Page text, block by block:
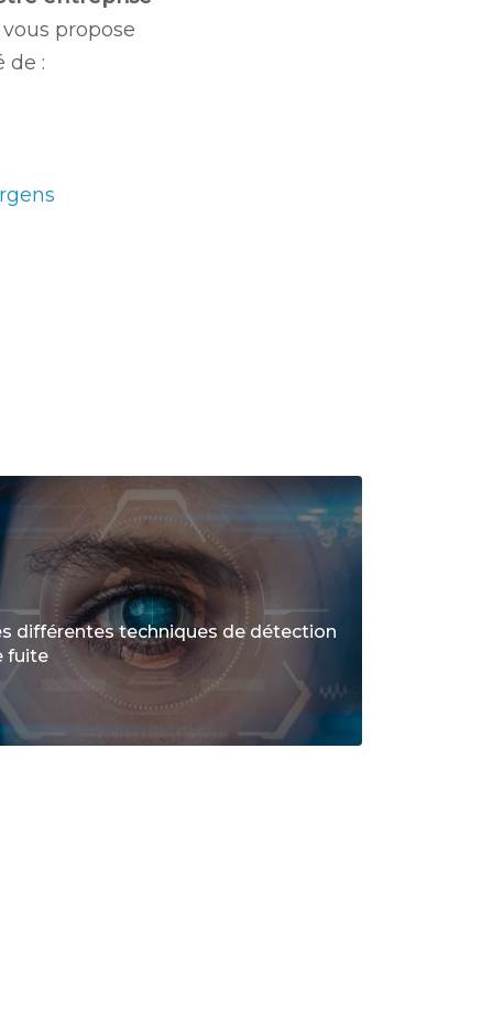
propose
de :
différentes techniques de détection
fuite